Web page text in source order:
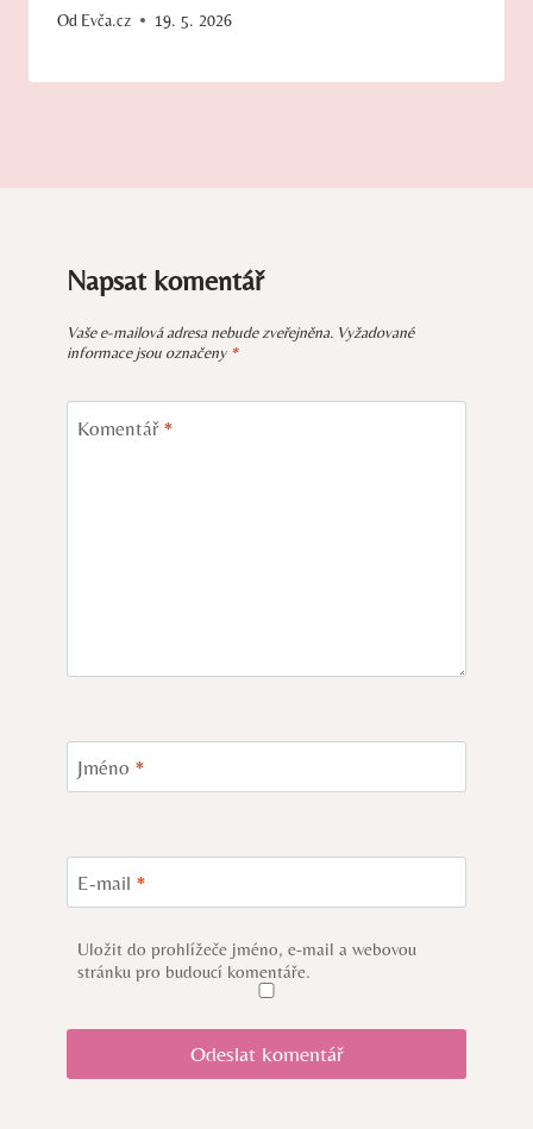
Od Evča.cz 19. 5. 2026
Napsat komentář
Vaše e-mailová adresa nebude zveřejněna. Vyžadované
informace jsou označeny *
Komentář *
Jméno *
E-mail *
Uložit do prohlížeče jméno, e-mail a webovou
stránku pro budoucí komentáře.